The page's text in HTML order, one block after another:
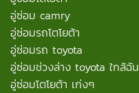
อู่ซ่อม camry
อู่ซ่อมรถโตโยต้า
อู่ซ่อมรถ toyota
อู่ซ่อมช่วงล่าง toyota ใกล้ฉัน
อู่ซ่อมโตโยต้า เก่งๆ